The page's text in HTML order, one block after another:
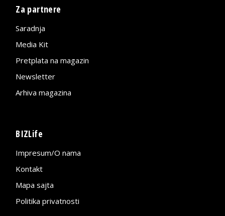
Za partnere
Saradnja
Media Kit
Pretplata na magazin
Newsletter
Arhiva magazina
BIZLife
Impresum/O nama
Kontakt
Mapa sajta
Politika privatnosti